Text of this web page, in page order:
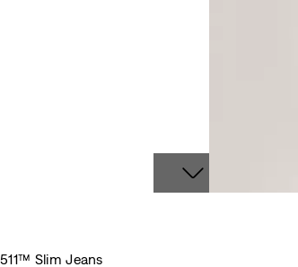
511™ Slim Jeans